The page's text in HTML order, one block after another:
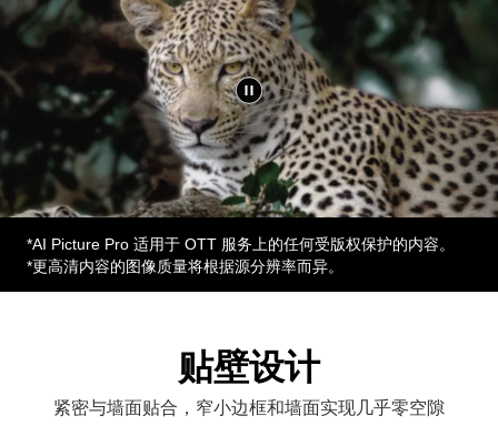
*AI Picture Pro 适用于 OTT 服务上的任何受版权保护的内容。
*更高清内容的图像质量将根据源分辨率而异。
贴壁设计
紧密与墙面贴合，窄小边框和墙面实现几乎零空隙